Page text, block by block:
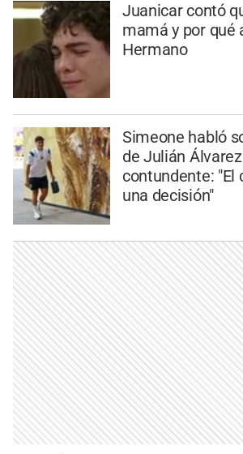
Juanicar contó
mamá y por qué
Hermano
Simeone habló
de Julián
contundente: "El
una decisión"